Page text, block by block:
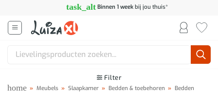
inhoud
task_alt Binnen 1 weekbij jou thuis*
Zoeken
Filter
home » Meubels » Slaapkamer » Bedden & toebehoren » Bedden